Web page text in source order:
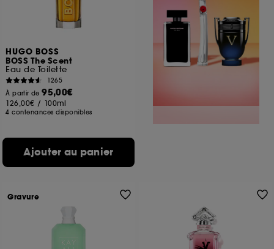
HUGO BOSS
BOSS The Scent
Eau de Toilette
1265
À partir de95,00€
126,00€ / 100ml
4 contenances disponibles
Ajouter au panier
Gravure